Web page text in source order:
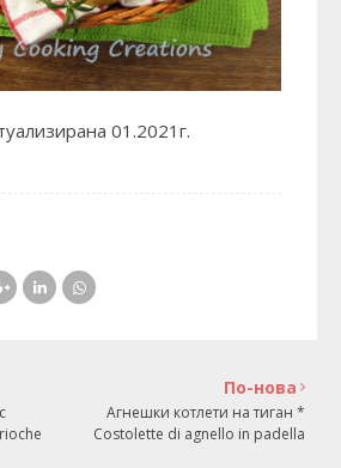
01.2021г.
По-нова
Агнешки котлети на тиган *
Costolette di agnello in padella